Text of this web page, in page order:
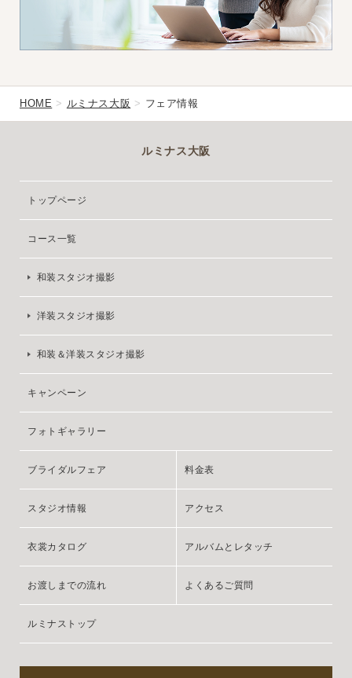
HOME ルミナス大阪 フェア情報
ルミナス大阪
トップページ
コース一覧
和装スタジオ撮影
洋装スタジオ撮影
和装＆洋装スタジオ撮影
キャンペーン
フォトギャラリー
ブライダルフェア 料金表
スタジオ情報 アクセス
衣裳カタログ アルバムとレタッチ
お渡しまでの流れ よくあるご質問
ルミナストップ